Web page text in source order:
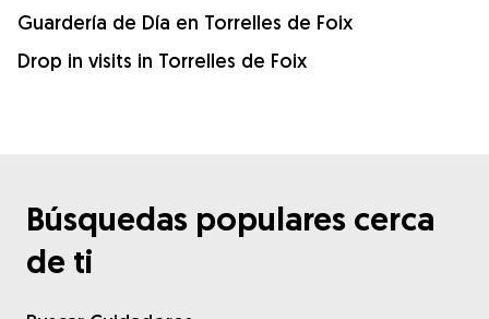
Guardería de Día en Torrelles de Foix
Drop in visits in Torrelles de Foix
Búsquedas populares cerca
de ti